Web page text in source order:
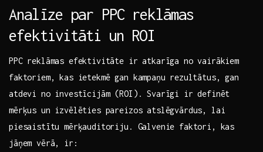
Analīze par PPC reklāmas
efektivitāti⁢ un ROI
PPC reklāmas efektivitāte ir atkarīga no vairākiem
faktoriem, kas ietekmē gan kampaņu ⁤rezultātus, gan
atdevi no investīcijām (ROI). Svarīgi ir definēt
mērķus un izvēlēties pareizos atslēgvārdus, lai
piesaistītu mērķauditoriju. Galvenie faktori, kas
jāņem vērā, ir: